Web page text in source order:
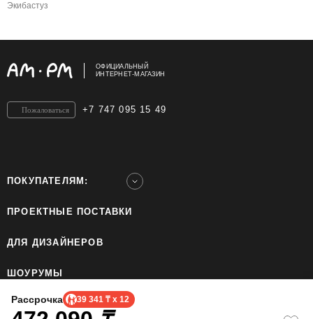
Рассрочка 39 341 ₸ x 12
Экибастуз
ОФИЦИАЛЬНЫЙ
ИНТЕРНЕТ-МАГАЗИН
+7 747 095 15 49
Пожаловаться
ПОКУПАТЕЛЯМ:
ПРОЕКТНЫЕ ПОСТАВКИ
ДЛЯ ДИЗАЙНЕРОВ
ШОУРУМЫ
ТОО «Home Ecology Center (Хоум Иколэджи Сэнтэ)», БИН: 190640023562. Все права